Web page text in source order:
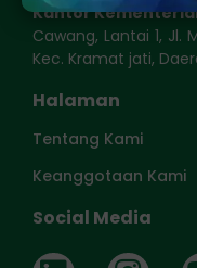
Kantor
Cawang, Lantai 1, Jl.
Kec. Kramat jati,
Halaman
Tentang Kami
Keanggotaan Kami
Social Media